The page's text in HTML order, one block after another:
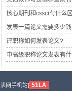
核心期刊和cssci有什么区
发表一篇论文需要多少钱
评职称如何发表论文?
中高级职称论文发表有
网手机站] 51LA